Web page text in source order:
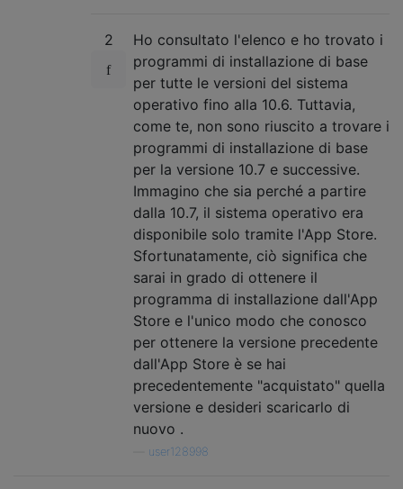
2
Ho consultato l'elenco e ho trovato i
programmi di installazione di base
per tutte le versioni del sistema
operativo fino alla 10.6. Tuttavia,
come te, non sono riuscito a trovare i
programmi di installazione di base
per la versione 10.7 e successive.
Immagino che sia perché a partire
dalla 10.7, il sistema operativo era
disponibile solo tramite l'App Store.
Sfortunatamente, ciò significa che
sarai in grado di ottenere il
programma di installazione dall'App
Store e l'unico modo che conosco
per ottenere la versione precedente
dall'App Store è se hai
precedentemente "acquistato" quella
versione e desideri scaricarlo di
nuovo .
user128998